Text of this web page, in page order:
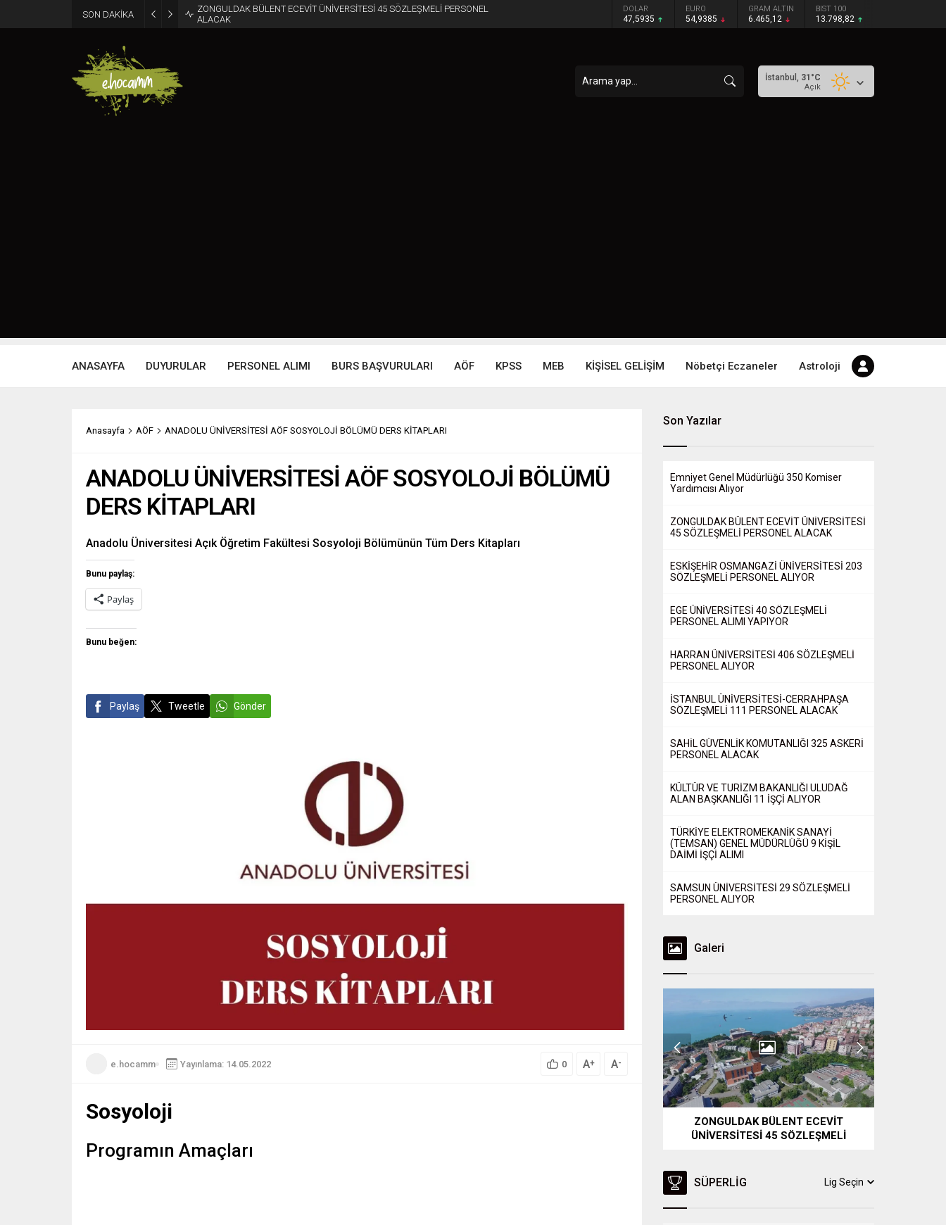
SON DAKİKA
ZONGULDAK BÜLENT ECEVİT ÜNİVERSİTESİ 45 SÖZLEŞMELİ PERSONEL
ALACAK
DOLAR
47,5935
EURO
54,9385
GRAM ALTIN
6.465,12
BIST 100
13.798,82
İstanbul, 31 °C
Açık
ANASAYFA DUYURULAR PERSONEL ALIMI BURS BAŞVURULARI AÖF KPSS MEB KİŞİSEL GELİŞİM Nöbetçi Eczaneler Astroloji
Anasayfa AÖF ANADOLU ÜNİVERSİTESİ AÖF SOSYOLOJİ BÖLÜMÜ DERS KİTAPLARI
ANADOLU ÜNİVERSİTESİ AÖF SOSYOLOJİ BÖLÜMÜ
DERS KİTAPLARI
Anadolu Üniversitesi Açık Öğretim Fakültesi Sosyoloji Bölümünün Tüm Ders Kitapları
Bunu paylaş:
Paylaş
Bunu beğen:
Paylaş Tweetle Gönder
e.hocamm Yayınlama: 14.05.2022 0 A+ A-
Sosyoloji
Programın Amaçları
Son Yazılar
Emniyet Genel Müdürlüğü 350 Komiser
Yardımcısı Alıyor
ZONGULDAK BÜLENT ECEVİT ÜNİVERSİTESİ
45 SÖZLEŞMELİ PERSONEL ALACAK
ESKİŞEHİR OSMANGAZİ ÜNİVERSİTESİ 203
SÖZLEŞMELİ PERSONEL ALIYOR
EGE ÜNİVERSİTESİ 40 SÖZLEŞMELİ
PERSONEL ALIMI YAPIYOR
HARRAN ÜNİVERSİTESİ 406 SÖZLEŞMELİ
PERSONEL ALIYOR
İSTANBUL ÜNİVERSİTESİ-CERRAHPAŞA
SÖZLEŞMELİ 111 PERSONEL ALACAK
SAHİL GÜVENLİK KOMUTANLIĞI 325 ASKERİ
PERSONEL ALACAK
KÜLTÜR VE TURİZM BAKANLIĞI ULUDAĞ
ALAN BAŞKANLIĞI 11 İŞÇİ ALIYOR
TÜRKİYE ELEKTROMEKANİK SANAYİ
(TEMSAN) GENEL MÜDÜRLÜĞÜ 9 KİŞİL
DAİMİ İŞÇİ ALIMI
SAMSUN ÜNİVERSİTESİ 29 SÖZLEŞMELİ
PERSONEL ALIYOR
Galeri
ZONGULDAK BÜLENT ECEVİT
ÜNİVERSİTESİ 45 SÖZLEŞMELİ
SÜPERLIG Lig Seçin